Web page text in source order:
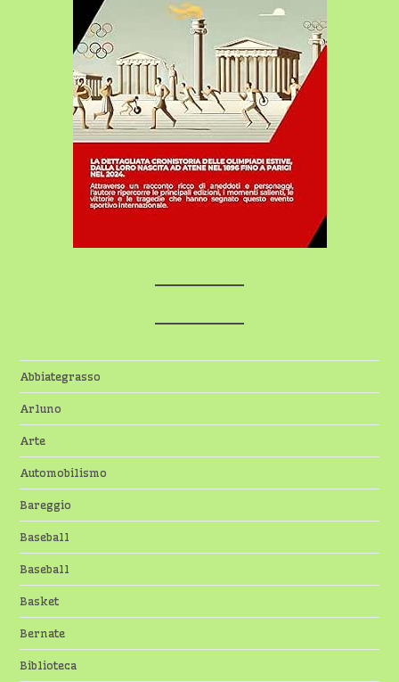
Abbiategrasso
Arluno
Arte
Automobilismo
Bareggio
Baseball
Baseball
Basket
Bernate
Biblioteca